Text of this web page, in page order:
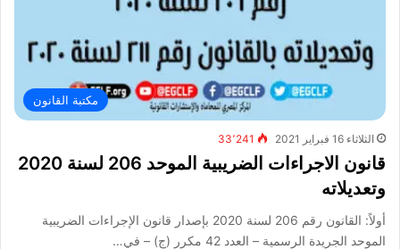
مكتبة القانون
الثلاثاء 16 فبراير 2021 33٬241
قانون الاجراءات الضريبية الموحد 206 لسنة 2020
وتعديلاته
أولاً: القانون رقم 206 لسنة 2020 بإصدار قانون الإجراءات الضريبية
الموحد الجريدة الرسمية – العدد 42 مكرر (ج) – في…